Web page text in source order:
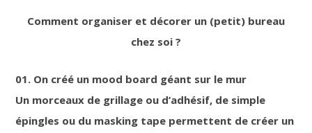
Comment organiser et décorer un (petit) bureau
chez soi ?
01. On créé un mood board géant sur le mur
Un morceaux de grillage ou d’adhésif, de simple
épingles ou du masking tape permettent de créer un